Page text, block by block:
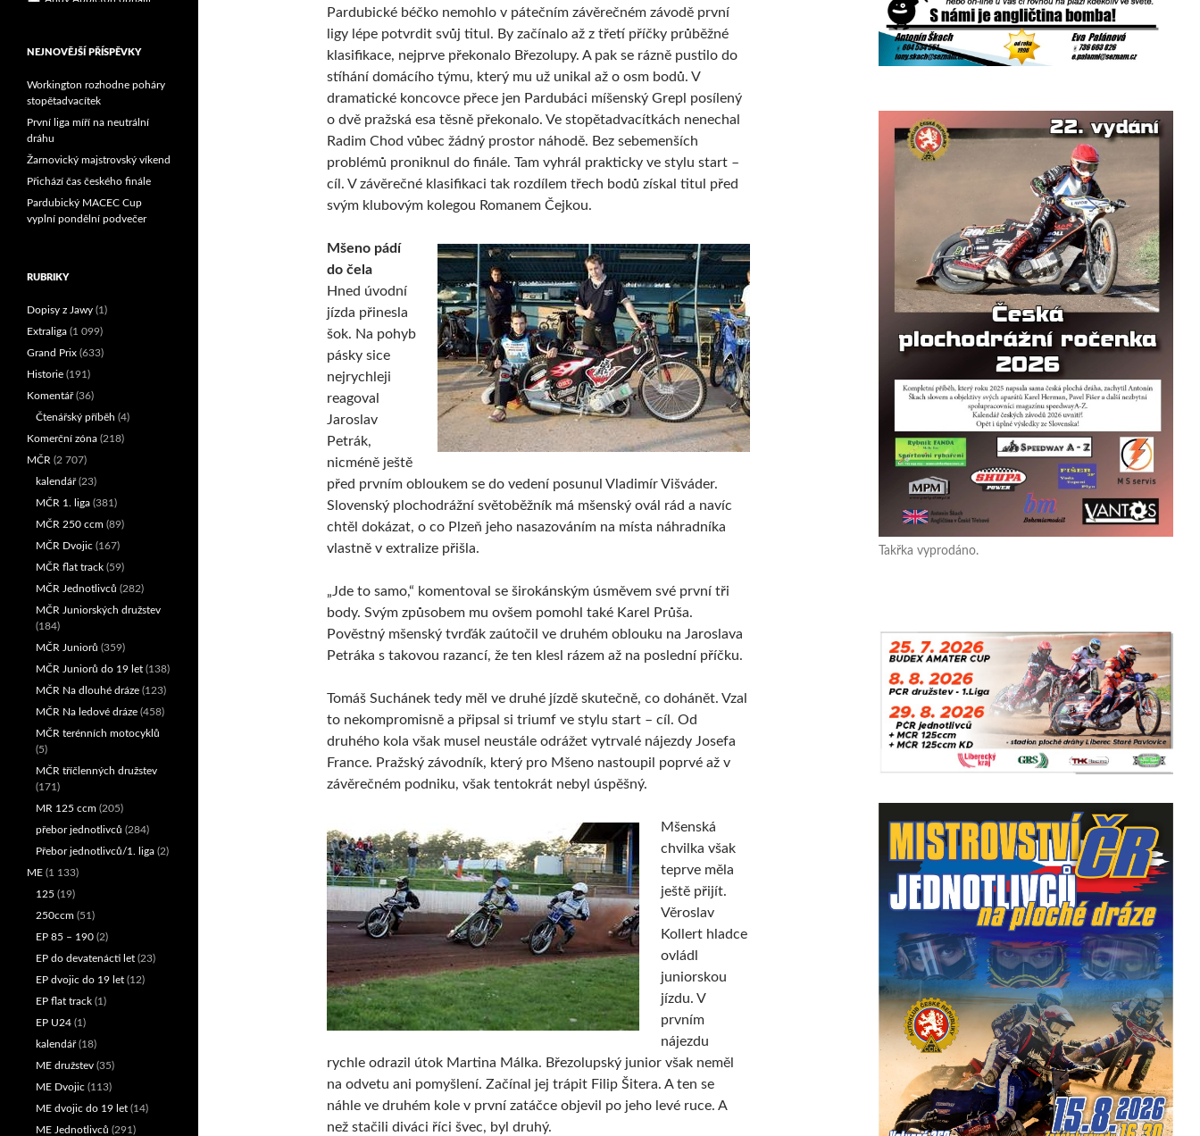
Pardubické béčko nemohlo v pátečním závěrečném závodě první
ligy lépe potvrdit svůj titul. By začínalo až z třetí příčky průběžné
klasifikace, nejprve překonalo Březolupy. A pak se rázně pustilo do
stíhání domácího týmu, který mu už unikal až o osm bodů. V
dramatické koncovce přece jen Pardubáci míšenský Grepl posílený
o dvě pražská esa těsně překonalo. Ve stopětadvacítkách nenechal
Radim Chod vůbec žádný prostor náhodě. Bez sebemenších
problémů proniknul do finále. Tam vyhrál prakticky ve stylu start –
cíl. V závěrečné klasifikaci tak rozdílem třech bodů získal titul před
svým klubovým kolegou Romanem Čejkou.
Mšeno pádí
do čela
Hned úvodní
jízda přinesla
šok. Na pohyb
pásky sice
nejrychleji
reagoval
Jaroslav
Petrák,
nicméně ještě
před prvním obloukem se do vedení posunul Vladimír Višváder.
Slovenský plochodrážní světoběžník má mšenský ovál rád a navíc
chtěl dokázat, o co Plzeň jeho nasazováním na místa náhradníka
vlastně v extralize přišla.
„Jde to samo,“ komentoval se širokánským úsměvem své první tři
body. Svým způsobem mu ovšem pomohl také Karel Průša.
Pověstný mšenský tvrďák zaútočil ve druhém oblouku na Jaroslava
Petráka s takovou razancí, že ten klesl rázem až na poslední příčku.
Tomáš Suchánek tedy měl ve druhé jízdě skutečně, co dohánět. Vzal
to nekompromisně a připsal si triumf ve stylu start – cíl. Od
druhého kola však musel neustále odrážet vytrvalé nájezdy Josefa
France. Pražský závodník, který pro Mšeno nastoupil poprvé až v
závěrečném podniku, však tentokrát nebyl úspěšný.
Mšenská
chvilka však
teprve měla
ještě přijít.
Věroslav
Kollert hladce
ovládl
juniorskou
jízdu. V
prvním
nájezdu
rychle odrazil útok Martina Málka. Březolupský junior však neměl
na odvetu ani pomyšlení. Začínal jej trápit Filip Šitera. A ten se
náhle ve druhém kole v první zatáčce objevil po jeho levé ruce. A
než stačili diváci říci švec, byl druhý.
Takřka vyprodáno.
NEJNOVĚJŠÍ PŘÍSPĚVKY
Workington rozhodne poháry
stopětadvacítek
První liga míří na neutrální
dráhu
Žarnovický majstrovský víkend
Přichází čas českého finále
Pardubický MACEC Cup
vyplní pondělní podvečer
RUBRIKY
Dopisy z Jawy (1)
Extraliga (1 099)
Grand Prix (633)
Historie (191)
Komentář(36)
Čtenářský příběh (4)
Komerční zóna (218)
MČR (2 707)
kalendář(23)
MČR 1. liga (381)
MČR 250 ccm (89)
MČR Dvojic (167)
MČR flat track (59)
MČR Jednotlivců (282)
MČR Juniorských družstev
(184)
MČR Juniorů (359)
MČR Juniorů do 19 let (138)
MČR Na dlouhé dráze (123)
MČR Na ledové dráze (458)
MČR terénních motocyklů
(5)
MČR tříčlenných družstev
(171)
MR 125 ccm (205)
přebor jednotlivců (284)
Přebor jednotlivců/1. liga (2)
ME (1 133)
125 (19)
250ccm (51)
EP 85 – 190 (2)
EP do devatenácti let (23)
EP dvojic do 19 let (12)
EP flat track (1)
EP U24 (1)
kalendář(18)
ME družstev (35)
ME Dvojic (113)
ME dvojic do 19 let (14)
ME Jednotlivců (291)